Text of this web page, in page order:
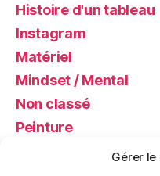
Gérer
Histoire d'un tableau
Instagram
Matériel
Mindset / Mental
Non classé
Peinture